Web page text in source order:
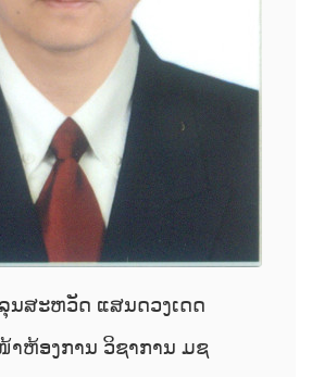
ນສະຫວັດ ແສນດວງເດດ
າຫ້ອງການ ວິຊາການ ມຊ